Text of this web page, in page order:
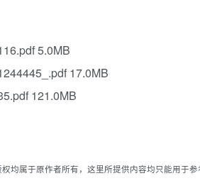
5.0MB
17.0MB
121.0MB
均属于原作者所有，这里所提供内容均只能用于